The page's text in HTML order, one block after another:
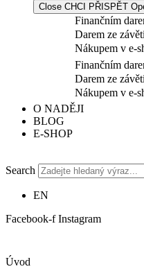
Close CHCI PŘISPĚT
Finančním
Darem ze závěti
Nákupem v e-
Finančním
Darem ze závěti
Nákupem v e-
O NADĚJI
BLOG
E-SHOP
Search
EN
Facebook-f Instagram
Úvod